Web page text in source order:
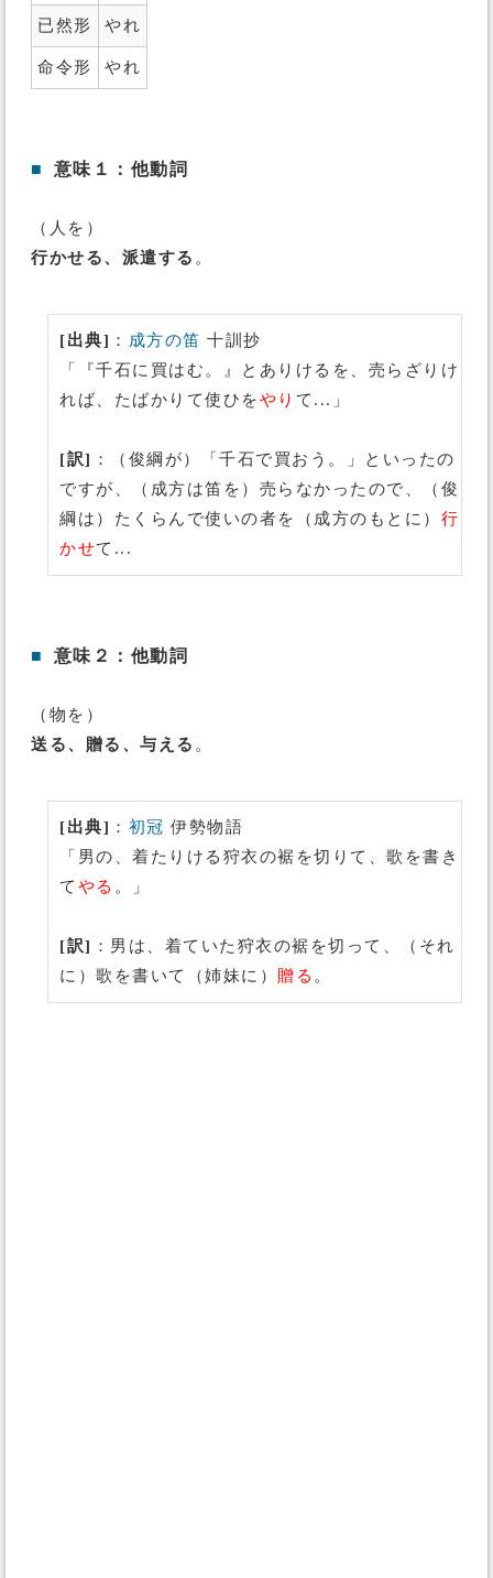
已然形 やれ
命令形 やれ
■ 意味１：他動詞
（人を）
行かせる、派遣する 。
[出典] ： 成方の笛 十訓抄
「『千石に買はむ。』とありけるを、売らざりけ
れば、たばかりて使ひをやり て...」
[訳] ：（俊綱が）「千石で買おう。」といったの
ですが、（成方は笛を）売らなかったので、（俊
綱は）たくらんで使いの者を（成方のもとに） 行
かせて...
■ 意味２：他動詞
（物を）
送る、贈る、与える 。
[出典] ： 初冠 伊勢物語
「男の、着たりける狩衣の裾を切りて、歌を書き
て やる 。」
[訳] ：男は、着ていた狩衣の裾を切って、（それ
に）歌を書いて（姉妹に） 贈る 。